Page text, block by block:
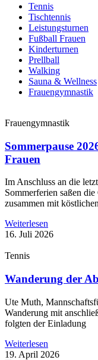
Tennis
Tischtennis
Leistungsturnen
Fußball Frauen
Kinderturnen
Prellball
Walking
Sauna & Wellness
Frauengymnastik
Frauengymnastik
Sommerpause
Frauen
Im Anschluss an die
Sommerferien saßen
zusammen mit
Weiterlesen
16. Juli 2026
Tennis
Wanderung der
Ute Muth,
Wanderung mit
folgten der Einladung
Weiterlesen
19. April 2026